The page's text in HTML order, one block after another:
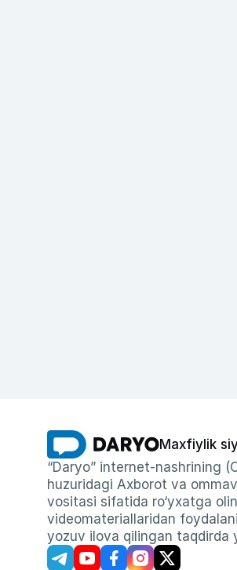
Maxfiylik
“Daryo” internet-nashrining
huzuridagi Axborot va
vositasi sifatida ro‘yxatga
videomateriallaridan
yozuv ilova qilingan taqdirda